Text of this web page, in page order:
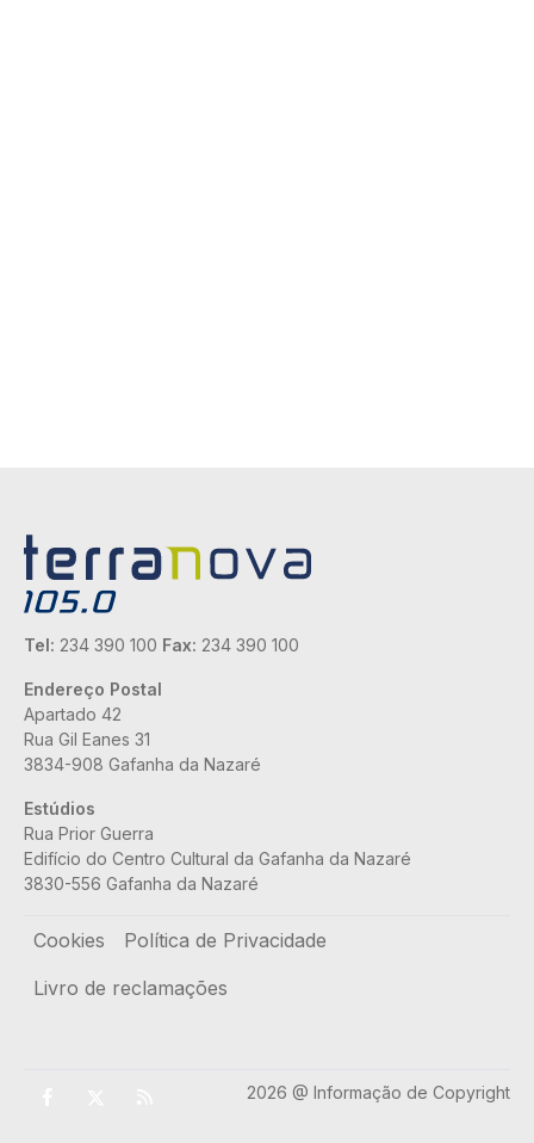
Tel: 234 390 100 Fax: 234 390 100
Endereço Postal
Apartado 42
Rua Gil Eanes 31
3834-908 Gafanha da Nazaré
Estúdios
Rua Prior Guerra
Edifício do Centro Cultural da Gafanha da Nazaré
3830-556 Gafanha da Nazaré
Rodapé
Cookies
Política de Privacidade
Livro de reclamações
2026 @ Informação de Copyright